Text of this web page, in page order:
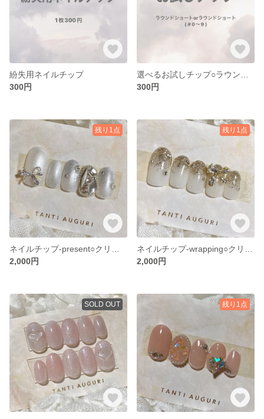
紛失用ネイルチップ
300円
300円
残り1点
2,000円
残り1点
2,000円
SOLD OUT 残り1点